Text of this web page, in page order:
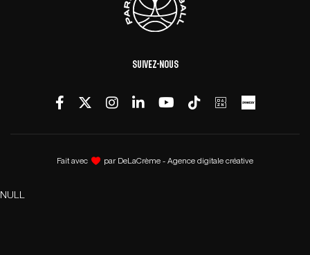
Suivez-nous
Fait avec par DeLaCrème - Agence digitale créative
NULL